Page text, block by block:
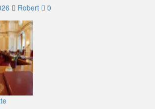
Robert 0